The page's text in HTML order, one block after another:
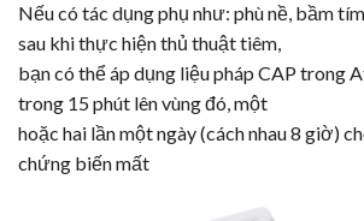
Nếu có tác dụng phụ như: phù nề, bầm
sau khi thực hiện thủ thuật tiêm,
bạn có thể áp dụng liệu pháp CAP trong
trong 15 phút lên vùng đó, một
hoặc hai lần một ngày (cách nhau 8 giờ)
chứng biến mất